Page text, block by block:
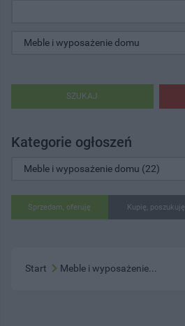
SZUKAJ
Kategorie ogłoszeń
Sprzedam, oferuję Kupię, poszukuję
Start Meble i wyposażenie...